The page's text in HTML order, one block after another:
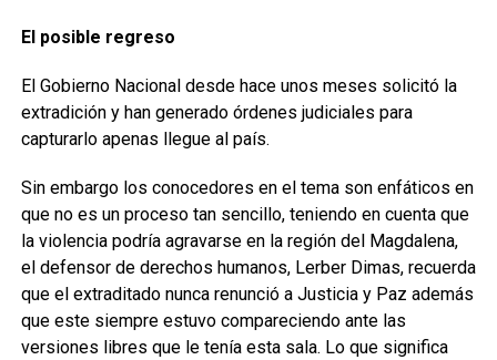
El posible regreso
El Gobierno Nacional desde hace unos meses solicitó la
extradición y han generado órdenes judiciales para
capturarlo apenas llegue al país.
Sin embargo los conocedores en el tema son enfáticos en
que no es un proceso tan sencillo, teniendo en cuenta que
la violencia podría agravarse en la región del Magdalena,
el defensor de derechos humanos, Lerber Dimas, recuerda
que el extraditado nunca renunció a Justicia y Paz además
que este siempre estuvo compareciendo ante las
versiones libres que le tenía esta sala. Lo que significa